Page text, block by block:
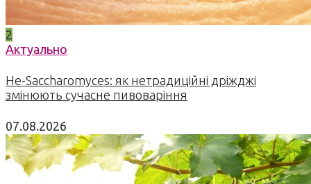
2
Актуально
Не-Saccharomyces: як нетрадиційні дріжджі
змінюють сучасне пивоваріння
07.08.2026